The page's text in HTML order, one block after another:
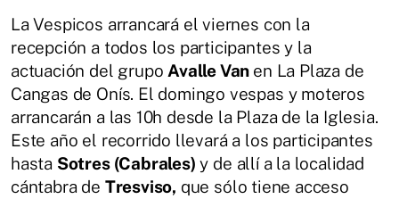
La Vespicos arrancará el viernes con la
recepción a todos los participantes y la
actuación del grupo Avalle Van en La Plaza de
Cangas de Onís. El domingo vespas y moteros
arrancarán a las 10h desde la Plaza de la Iglesia.
Este año el recorrido llevará a los participantes
hasta Sotres (Cabrales) y de allí a la localidad
cántabra de Tresviso, que sólo tiene acceso